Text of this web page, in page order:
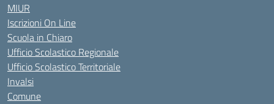
MIUR
Iscrizioni On Line
Scuola in Chiaro
Ufficio Scolastico Regionale
Ufficio Scolastico Territoriale
Invalsi
Comune